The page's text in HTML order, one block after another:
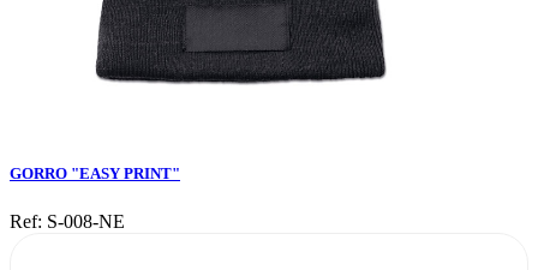
GORRO "EASY PRINT"
Ref: S-008-NE